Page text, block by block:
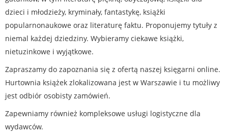
dzieci i młodzieży, kryminały, fantastykę, książki
popularnonaukowe oraz literaturę faktu. Proponujemy tytuły z
niemal każdej dziedziny. Wybieramy ciekawe książki,
nietuzinkowe i wyjątkowe.
Zapraszamy do zapoznania się z ofertą naszej księgarni online.
Hurtownia książek zlokalizowana jest w Warszawie i tu możliwy
jest odbiór osobisty zamówień.
Zapewniamy również kompleksowe usługi logistyczne dla
wydawców.